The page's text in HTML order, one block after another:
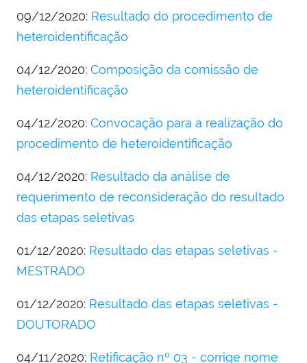
09/12/2020: Resultado do procedimento de
heteroidentificação
04/12/2020: Composição da comissão de
heteroidentificação
04/12/2020: Convocação para a realização do
procedimento de heteroidentificação
04/12/2020: Resultado da análise de
requerimento de reconsideração do resultado
das etapas seletivas
01/12/2020: Resultado das etapas seletivas -
MESTRADO
01/12/2020: Resultado das etapas seletivas -
DOUTORADO
04/11/2020: Retificação nº 03 - corrige nome